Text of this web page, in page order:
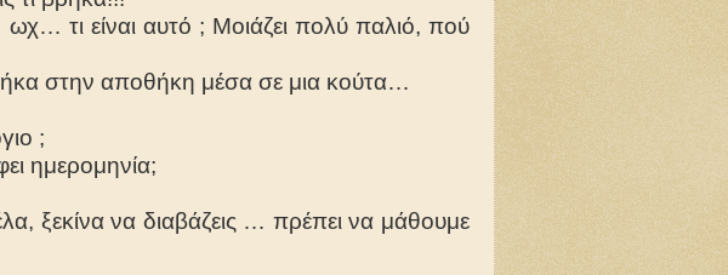
ωχ… τι είναι αυτό ; Μοιάζει πολύ παλιό, πού
στην αποθήκη μέσα σε μια κούτα…
;
ημερομηνία;
ξεκίνα να διαβάζεις … πρέπει να μάθουμε